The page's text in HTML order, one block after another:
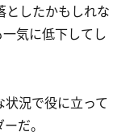
としたかもしれな
気に低下してし
況で役に立って
だ。